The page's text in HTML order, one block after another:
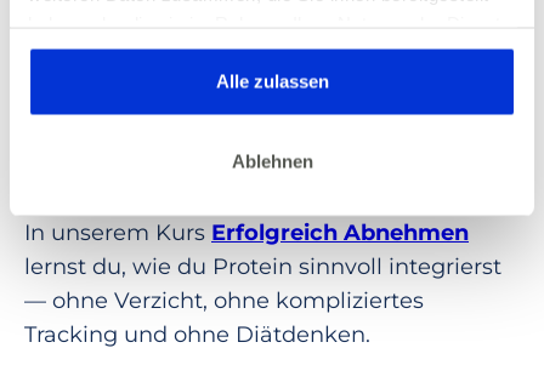
gesammelt haben. Dies gilt auch für Gesundheitsdaten,
die gegebenenfalls für die Kursdurchführung erhoben
werden.
Alle zulassen
Ablehnen
✔ einfache Routinen
Wenn du das strukturiert
In unserem Kurs Erfolgreich Abnehmen
lernst du, wie du Protein sinnvoll integrierst
— ohne Verzicht, ohne kompliziertes
Tracking und ohne Diätdenken.